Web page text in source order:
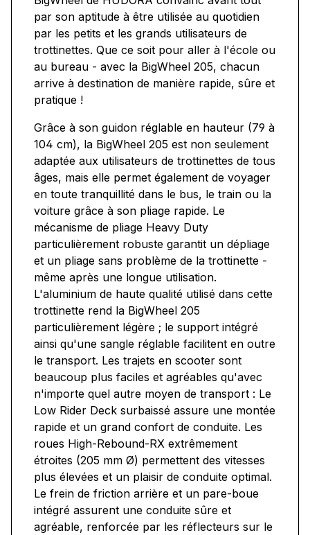
par son aptitude à être utilisée au quotidien
par les petits et les grands utilisateurs de
trottinettes. Que ce soit pour aller à l'école ou
au bureau - avec la BigWheel 205, chacun
arrive à destination de manière rapide, sûre et
pratique !
Grâce à son guidon réglable en hauteur (79 à
104 cm), la BigWheel 205 est non seulement
adaptée aux utilisateurs de trottinettes de tous
âges, mais elle permet également de voyager
en toute tranquillité dans le bus, le train ou la
voiture grâce à son pliage rapide. Le
mécanisme de pliage Heavy Duty
particulièrement robuste garantit un dépliage
et un pliage sans problème de la trottinette -
même après une longue utilisation.
L'aluminium de haute qualité utilisé dans cette
trottinette rend la BigWheel 205
particulièrement légère ; le support intégré
ainsi qu'une sangle réglable facilitent en outre
le transport. Les trajets en scooter sont
beaucoup plus faciles et agréables qu'avec
n'importe quel autre moyen de transport : Le
Low Rider Deck surbaissé assure une montée
rapide et un grand confort de conduite. Les
roues High-Rebound-RX extrêmement
étroites (205 mm Ø) permettent des vitesses
plus élevées et un plaisir de conduite optimal.
Le frein de friction arrière et un pare-boue
intégré assurent une conduite sûre et
agréable, renforcée par les réflecteurs sur le